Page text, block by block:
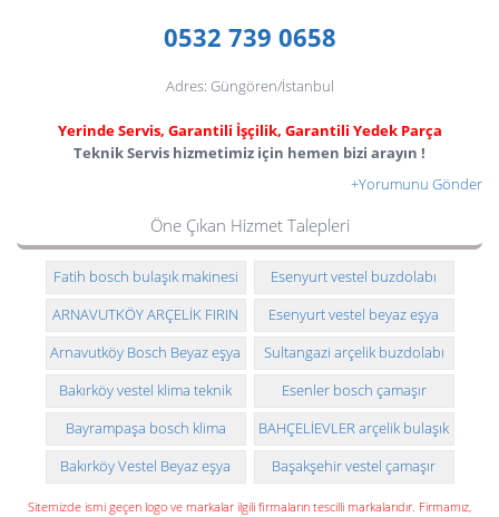
0532 739 0658
Adres: Güngören/İstanbul
Yerinde Servis, Garantili İşçilik, Garantili Yedek Parça
Teknik Servis hizmetimiz için hemen bizi arayın !
+Yorumunu Gönder
Öne Çıkan Hizmet Talepleri
Fatih bosch bulaşık makinesi
teknik servisi
Esenyurt vestel buzdolabı
teknik servisi
ARNAVUTKÖY ARÇELİK FIRIN
ARIZASI VE MONTAJI
Esenyurt vestel beyaz eşya
teknik servisi
Arnavutköy Bosch Beyaz eşya
servisimiz
Sultangazi arçelik buzdolabı
teknik servisi
Bakırköy vestel klima teknik
servisi
Esenler bosch çamaşır
makinesi teknik servisi
Bayrampaşa bosch klima
arızası ve montajı
BAHÇELİEVLER arçelik bulaşık
makinesi teknik servisi
Bakırköy Vestel Beyaz eşya
servisimiz
Başakşehir vestel çamaşır
makinesi teknik servisi
Sitemizde ismi geçen logo ve markalar ilgili firmaların tescilli markalarıdır. Firmamız,